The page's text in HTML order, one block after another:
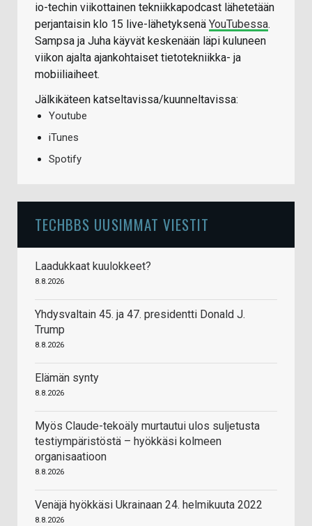
io-techin viikottainen tekniikkapodcast lähetetään
perjantaisin klo 15 live-lähetyksenä YouTubessa.
Sampsa ja Juha käyvät keskenään läpi kuluneen
viikon ajalta ajankohtaiset tietotekniikka- ja
mobiiliaiheet.
Jälkikäteen katseltavissa/kuunneltavissa:
Youtube
iTunes
Spotify
TECHBBS UUSIMMAT VIESTIT
Laadukkaat kuulokkeet?
8.8.2026
Yhdysvaltain 45. ja 47. presidentti Donald J.
Trump
8.8.2026
Elämän synty
8.8.2026
Myös Claude-tekoäly murtautui ulos suljetusta
testiympäristöstä – hyökkäsi kolmeen
organisaatioon
8.8.2026
Venäjä hyökkäsi Ukrainaan 24. helmikuuta 2022
8.8.2026